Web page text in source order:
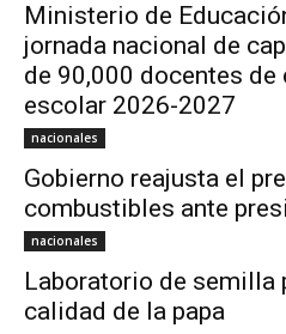
Ministerio de
jornada nacional de
de 90,000 docentes
escolar 2026-2027
nacionales
Gobierno reajusta el
combustibles ante
nacionales
Laboratorio de semilla
calidad de la papa